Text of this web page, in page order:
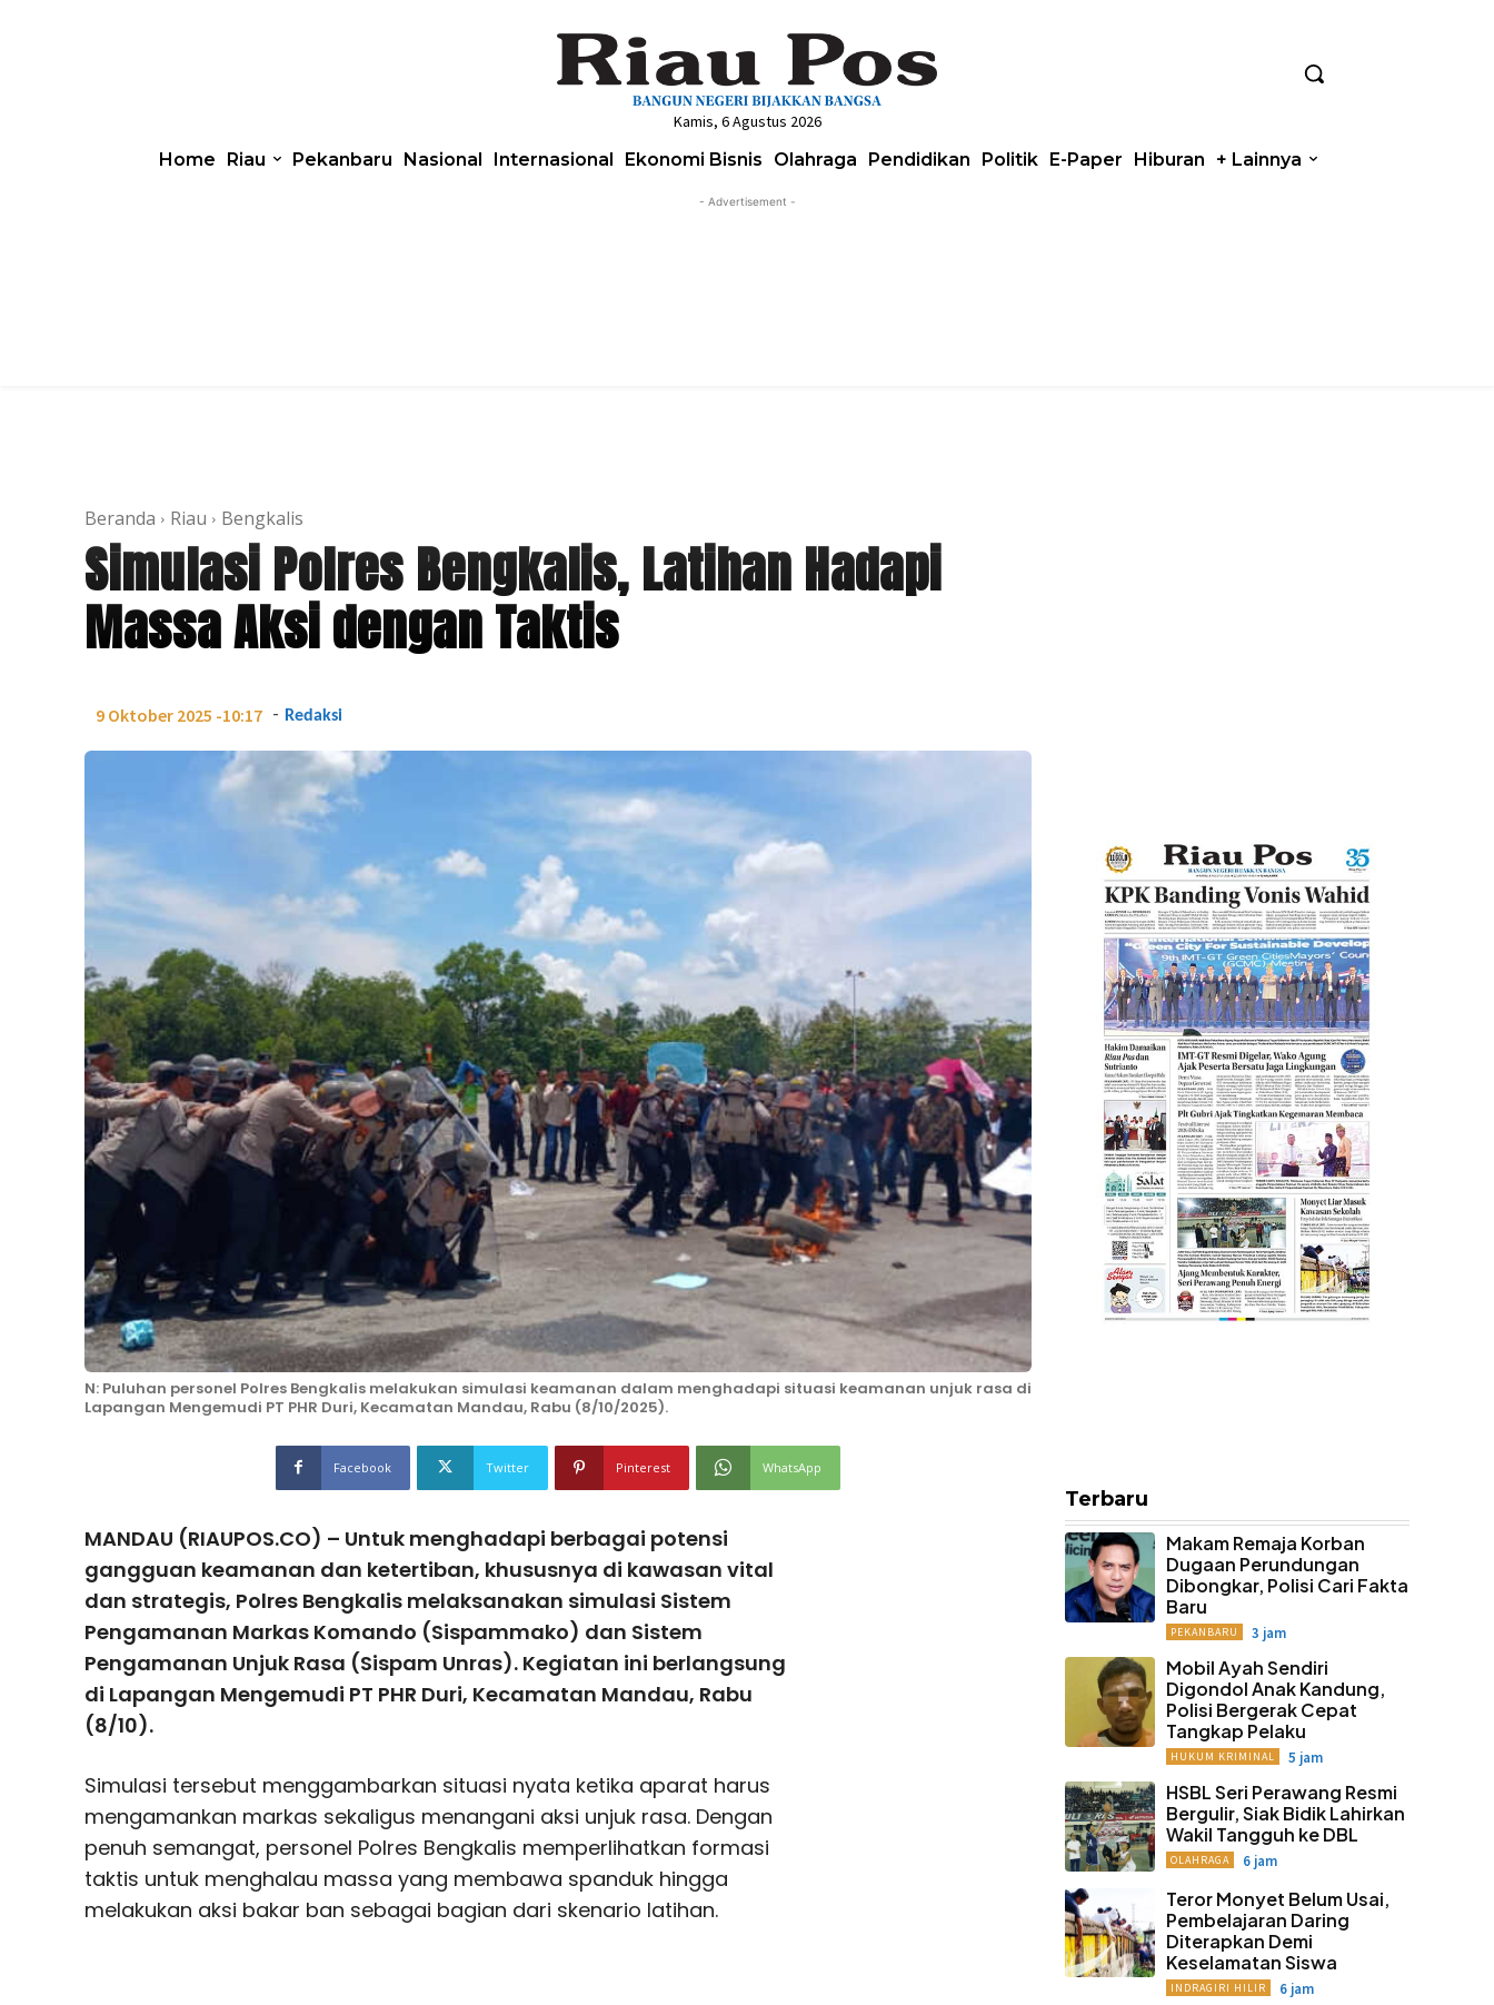
Kamis, 6 Agustus 2026
Home Riau Pekanbaru Nasional Internasional Ekonomi Bisnis Olahraga Pendidikan Politik E-Paper Hiburan + Lainnya
- Advertisement -
Beranda Riau Bengkalis
Simulasi Polres Bengkalis, Latihan Hadapi
Massa Aksi dengan Taktis
9 Oktober 2025 -10:17 - Redaksi
N: Puluhan personel Polres Bengkalis melakukan simulasi keamanan dalam menghadapi situasi keamanan unjuk rasa di
Lapangan Mengemudi PT PHR Duri, Kecamatan Mandau, Rabu (8/10/2025).
Facebook Twitter Pinterest WhatsApp
MANDAU (RIAUPOS.CO) – Untuk menghadapi berbagai potensi
gangguan keamanan dan ketertiban, khususnya di kawasan vital
dan strategis, Polres Bengkalis melaksanakan simulasi Sistem
Pengamanan Markas Komando (Sispammako) dan Sistem
Pengamanan Unjuk Rasa (Sispam Unras). Kegiatan ini berlangsung
di Lapangan Mengemudi PT PHR Duri, Kecamatan Mandau, Rabu
(8/10).
Simulasi tersebut menggambarkan situasi nyata ketika aparat harus
mengamankan markas sekaligus menangani aksi unjuk rasa. Dengan
penuh semangat, personel Polres Bengkalis memperlihatkan formasi
taktis untuk menghalau massa yang membawa spanduk hingga
melakukan aksi bakar ban sebagai bagian dari skenario latihan.
Terbaru
Makam Remaja Korban
Dugaan Perundungan
Dibongkar, Polisi Cari Fakta
Baru
PEKANBARU 3 jam
Mobil Ayah Sendiri
Digondol Anak Kandung,
Polisi Bergerak Cepat
Tangkap Pelaku
HUKUM KRIMINAL 5 jam
HSBL Seri Perawang Resmi
Bergulir, Siak Bidik Lahirkan
Wakil Tangguh ke DBL
OLAHRAGA 6 jam
Teror Monyet Belum Usai,
Pembelajaran Daring
Diterapkan Demi
Keselamatan Siswa
INDRAGIRI HILIR 6 jam